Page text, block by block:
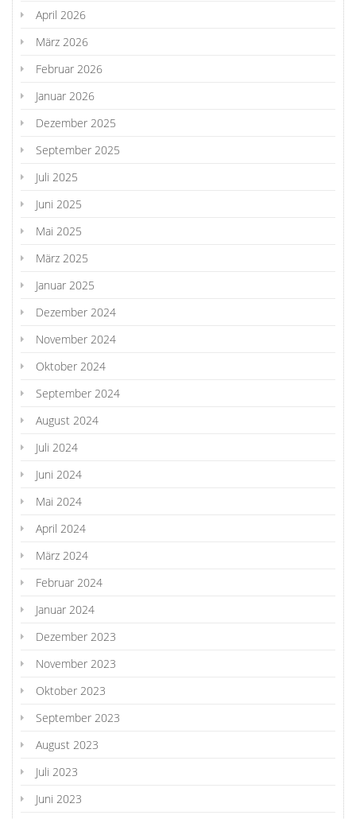
April 2026
März 2026
Februar 2026
Januar 2026
Dezember 2025
September 2025
Juli 2025
Juni 2025
Mai 2025
März 2025
Januar 2025
Dezember 2024
November 2024
Oktober 2024
September 2024
August 2024
Juli 2024
Juni 2024
Mai 2024
April 2024
März 2024
Februar 2024
Januar 2024
Dezember 2023
November 2023
Oktober 2023
September 2023
August 2023
Juli 2023
Juni 2023